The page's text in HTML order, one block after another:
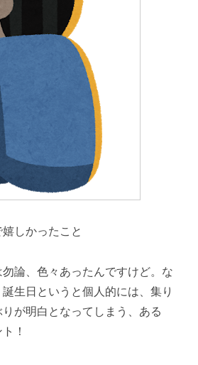
しかったこと
論、色々あったんですけど。な
生日というと個人的には、集り
が明白となってしまう、ある
！